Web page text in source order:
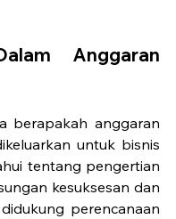
Anggaran
berapakah anggaran
untuk bisnis
tentang pengertian
kesuksesan dan
perencanaan